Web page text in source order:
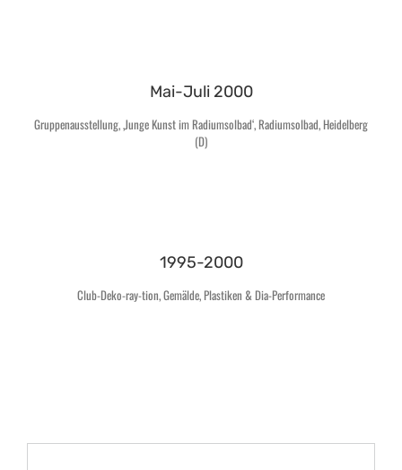
Mai-Juli 2000
Gruppenausstellung, ‚Junge Kunst im Radiumsolbad‘, Radiumsolbad, Heidelberg
(D)
1995-2000
Club-Deko-ray-tion, Gemälde, Plastiken & Dia-Performance